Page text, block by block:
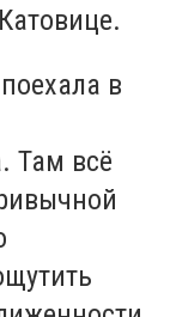
в
Там всё